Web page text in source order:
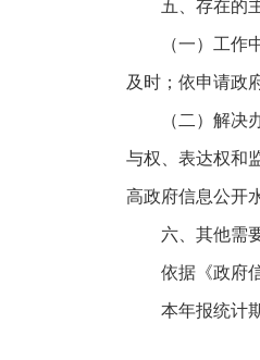
五、存在的
（一）工
及时；依申请政
（二）解
与权、表达权和
高政府信息公开
六、其他需
依据《政府
本年报统计